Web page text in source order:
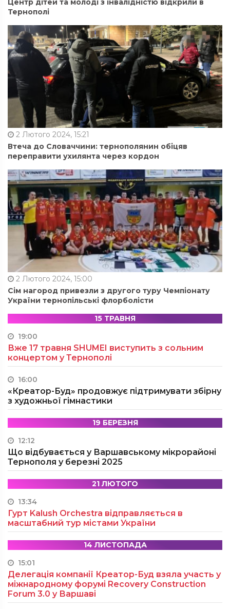
Центр дітей та молоді з інвалідністю відкрили в
Тернополі
2 Лютого 2024, 15:21
Втеча до Словаччини: тернополянин обіцяв
переправити ухилянта через кордон
2 Лютого 2024, 15:00
Сім нагород привезли з другого туру Чемпіонату
України тернопільські флорболісти
15 ТРАВНЯ
19:00
Вже 17 травня SHUMEI виступить з сольним
концертом у Тернополі
16:00
«Креатор-Буд» продовжує підтримувати збірну
з художньої гімнастики
19 БЕРЕЗНЯ
12:12
Що відбувається у Варшавському мікрорайоні
Тернополя у березні 2025
21 ЛЮТОГО
13:34
Гурт Kalush Orchestra відправляється в
масштабний тур містами України
14 ЛИСТОПАДА
15:01
Делегація компанії Креатор-Буд взяла участь у
міжнародному форумі Recovery Construction
Forum 3.0 у Варшаві